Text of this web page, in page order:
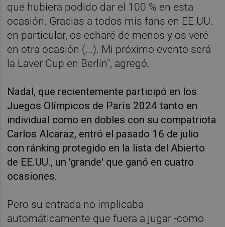
que hubiera podido dar el 100 % en esta
ocasión. Gracias a todos mis fans en EE.UU.
en particular, os echaré de menos y os veré
en otra ocasión (...). Mi próximo evento será
la Laver Cup en Berlín", agregó.
Nadal, que recientemente participó en los
Juegos Olímpicos de París 2024 tanto en
individual como en dobles con su compatriota
Carlos Alcaraz, entró el pasado 16 de julio
con ránking protegido en la lista del Abierto
de EE.UU., un 'grande' que ganó en cuatro
ocasiones.
Pero su entrada no implicaba
automáticamente que fuera a jugar -como